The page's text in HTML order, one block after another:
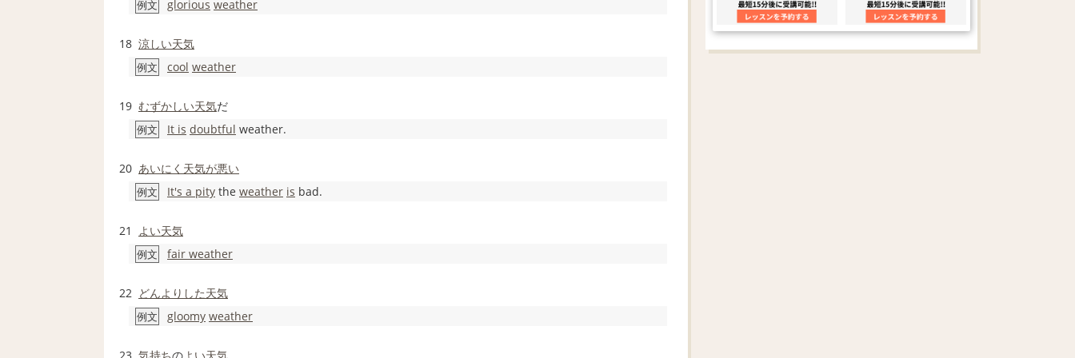
例文 glorious weather
18 涼しい天気
例文 cool weather
19 むずかしい天気だ
例文 It is doubtful weather.
20 あいにく 天気が悪い
例文 It's a pity the weather is bad.
21 よい天気
例文 fair weather
22 どんよりした天気
例文 gloomy weather
23 気持ちの よい天気